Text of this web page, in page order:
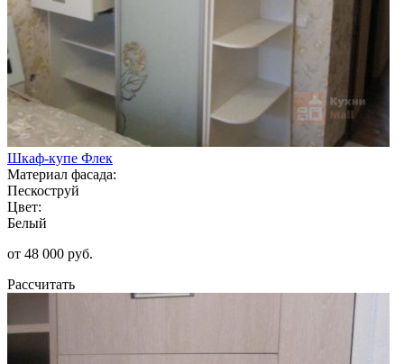
Шкаф-купе Флек
Материал фасада:
Пескоструй
Цвет:
Белый
от 48 000 руб.
Рассчитать